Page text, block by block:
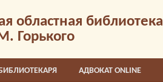
областная библиотека
Горького
АДВОКАТ ONLINE